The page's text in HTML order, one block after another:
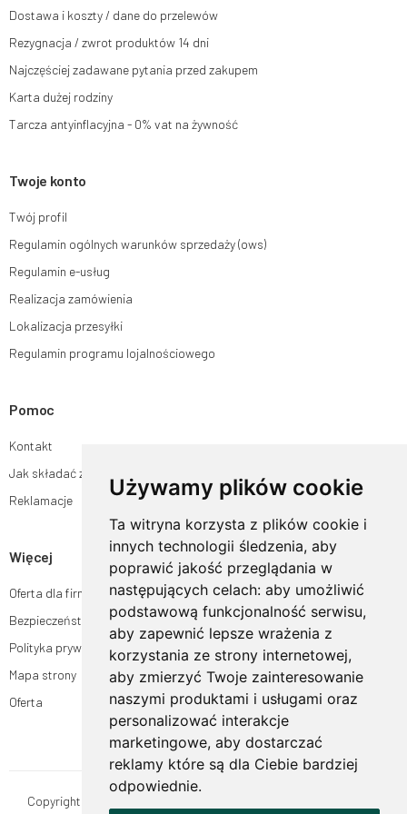
Używamy plików cookie
Ta witryna korzysta z plików cookie i
innych technologii śledzenia, aby
poprawić jakość przeglądania w
następujących celach: aby umożliwić
podstawową funkcjonalność serwisu,
aby zapewnić lepsze wrażenia z
korzystania ze strony internetowej,
aby zmierzyć Twoje zainteresowanie
naszymi produktami i usługami oraz
personalizować interakcje
marketingowe, aby dostarczać
reklamy które są dla Ciebie bardziej
odpowiednie.
e-mail lub pisemnie na adres siedziby.
Więcej informacji:www.mouton.pl/ODO
Dostawa i koszty / dane do przelewów
Rezygnacja / zwrot produktów 14 dni
Najczęściej zadawane pytania przed zakupem
Karta dużej rodziny
Tarcza antyinflacyjna - 0% vat na żywność
Twoje konto
Twój profil
Regulamin ogólnych warunków sprzedaży (ows)
Regulamin e-usług
Realizacja zamówienia
Lokalizacja przesyłki
Regulamin programu lojalnościowego
Pomoc
Kontakt
Jak składać zamówienia w sklepie ogrodyhildegardy.pl?
Reklamacje
Więcej
Oferta dla firm
Bezpieczeństwo płatności
Polityka prywatności
Mapa strony
Oferta
Copyright © OgrodyHildegardy.pl. Wszystkie prawa zastrzeżone.